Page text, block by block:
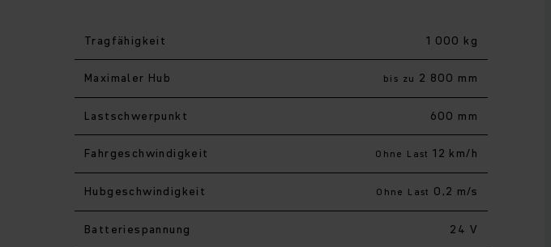
Tragfähigkeit 1 000 kg
Maximaler Hub bis zu 2 800 mm
Last­schwerpunkt 600 mm
Fahr­geschwindigkeit Ohne Last 12 km/h
Hub­geschwindigkeit Ohne Last 0,2 m/s
Batteriespannung 24 V